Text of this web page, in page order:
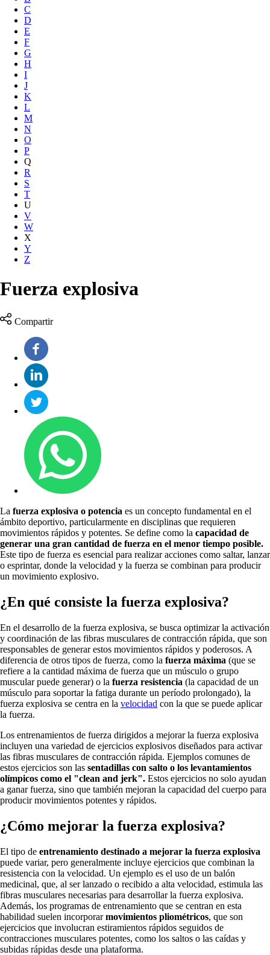
C
D
E
F
G
H
I
J
K
L
M
N
O
P
Q
R
S
T
U
V
W
X
Y
Z
Fuerza explosiva
Compartir
La fuerza explosiva o potencia es un concepto fundamental en el
ámbito deportivo, particularmente en disciplinas que requieren
movimientos rápidos y potentes. Se define como la capacidad de
generar una gran cantidad de fuerza en el menor tiempo posible.
Este tipo de fuerza es esencial para realizar acciones como saltar, lanzar
o esprintar, donde la velocidad y la fuerza se combinan para producir
un movimiento explosivo.
¿En qué consiste la fuerza explosiva?
En el desarrollo de la fuerza explosiva, se busca optimizar la activación
y coordinación de las fibras musculares de contracción rápida, que son
responsables de generar estos movimientos rápidos y poderosos. A
diferencia de otros tipos de fuerza, como la fuerza máxima (que se
refiere a la cantidad máxima de fuerza que un músculo o grupo
muscular puede generar) o la fuerza resistencia (la capacidad de un
músculo para soportar la fatiga durante un período prolongado), la
fuerza explosiva se centra en la velocidad con la que se puede aplicar
la fuerza.
Los entrenamientos de fuerza dirigidos a mejorar la fuerza explosiva
incluyen una variedad de ejercicios explosivos diseñados para activar
las fibras musculares de contracción rápida. Ejemplos comunes de
estos ejercicios son las sentadillas con salto o los levantamientos
olímpicos como el "clean and jerk". Estos ejercicios no solo ayudan
a ganar fuerza, sino que también mejoran la capacidad del cuerpo para
producir movimientos potentes y rápidos.
¿Cómo mejorar la fuerza explosiva?
El tipo de entrenamiento destinado a mejorar la fuerza explosiva
puede variar, pero generalmente incluye ejercicios que combinan la
resistencia con la velocidad. Un ejemplo es el uso de un balón
medicinal, que, al ser lanzado o recibido a alta velocidad, estimula las
fibras musculares necesarias para desarrollar la fuerza explosiva.
Además, los programas de entrenamiento que se centran en esta
habilidad suelen incorporarmovimientos pliométricos, que son
ejercicios que involucran estiramientos rápidos seguidos de
contracciones musculares potentes, como los saltos o las caídas y
subidas rápidas desde una plataforma.